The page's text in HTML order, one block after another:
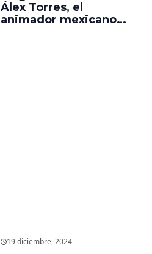
Álex Torres, el
animador mexicano
19 diciembre, 2024